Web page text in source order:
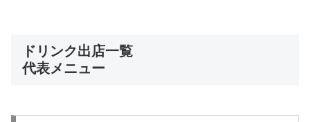
ドリンク出店一覧
代表メニュー